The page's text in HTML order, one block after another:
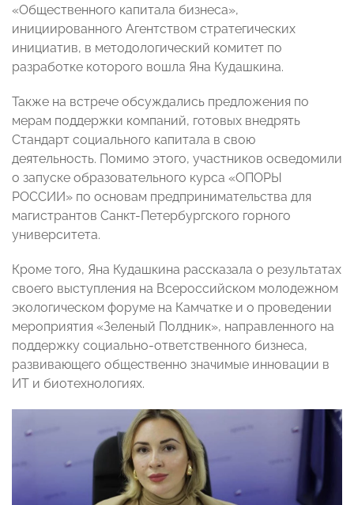
«Общественного капитала бизнеса»,
инициированного Агентством стратегических
инициатив, в методологический комитет по
разработке которого вошла Яна Кудашкина.
Также на встрече обсуждались предложения по
мерам поддержки компаний, готовых внедрять
Стандарт социального капитала в свою
деятельность. Помимо этого, участников осведомили
о запуске образовательного курса «ОПОРЫ
РОССИИ» по основам предпринимательства для
магистрантов Санкт-Петербургского горного
университета.
Кроме того, Яна Кудашкина рассказала о результатах
своего выступления на Всероссийском молодежном
экологическом форуме на Камчатке и о проведении
мероприятия «Зеленый Полдник», направленного на
поддержку социально-ответственного бизнеса,
развивающего общественно значимые инновации в
ИТ и биотехнологиях.